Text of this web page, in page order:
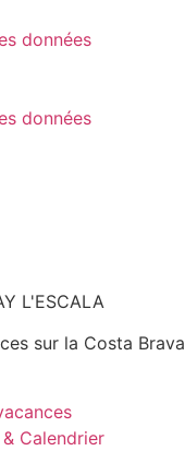
données
données
L'ESCALA
sur la Costa Brava
Calendrier